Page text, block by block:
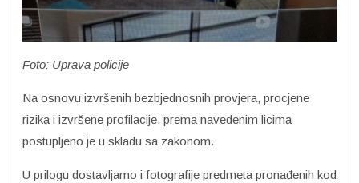
Foto: Uprava policije
Na osnovu izvršenih bezbjednosnih provjera, procjene
rizika i izvršene profilacije, prema navedenim licima
postupljeno je u skladu sa zakonom.
U prilogu dostavljamo i fotografije predmeta pronađenih kod